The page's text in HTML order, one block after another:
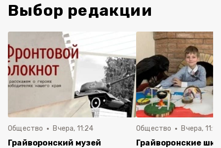
Выбор редакции
Общество Вчера, 11:24
Грайворонский музей
Общество Вчера, 11:16
Грайворонские